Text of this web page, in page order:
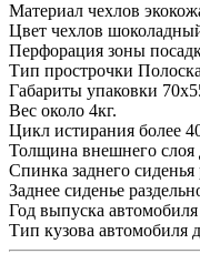
Материал чехлов
Цвет чехлов
Перфорация зоны
Тип прострочки Полоска
Габариты упаковки
Вес около 4кг.
Цикл истирания более
Толщина внешнего слоя
Спинка заднего сиденья
Заднее сиденье
Год выпуска автомобиля
Тип кузова автомобиля